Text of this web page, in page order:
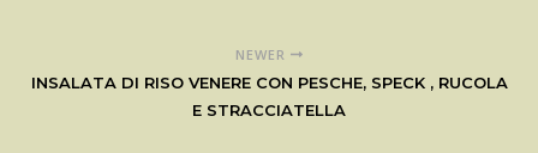
NEWER
INSALATA DI RISO VENERE CON PESCHE, SPECK , RUCOLA
E STRACCIATELLA